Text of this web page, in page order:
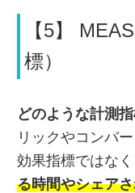
【5】
標）
どのような計測
リックやコンバ
効果指標ではなく
る時間やシェア